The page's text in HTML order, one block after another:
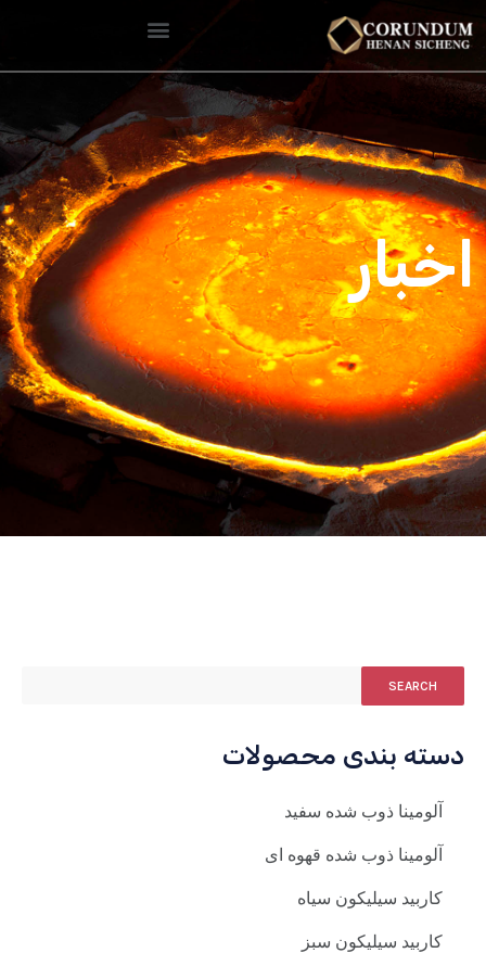
اخبار
SEARCH
دسته بندی محصولات
آلومینا ذوب شده سفید
آلومینا ذوب شده قهوه ای
کاربید سیلیکون سیاه
کاربید سیلیکون سبز